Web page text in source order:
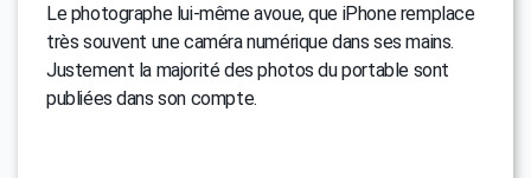
Le photographe lui-même avoue, que iPhone remplace
très souvent une caméra numérique dans ses mains.
Justement la majorité des photos du portable sont
publiées dans son compte.